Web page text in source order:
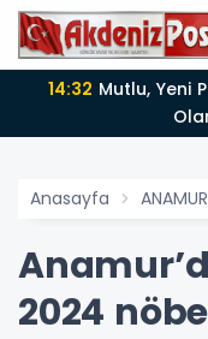
14:32
Anasayfa ANAMUR
2024